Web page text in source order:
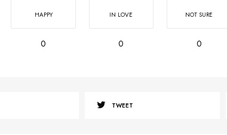
HAPPY
0
IN LOVE
0
NOT SURE
0
TWEET